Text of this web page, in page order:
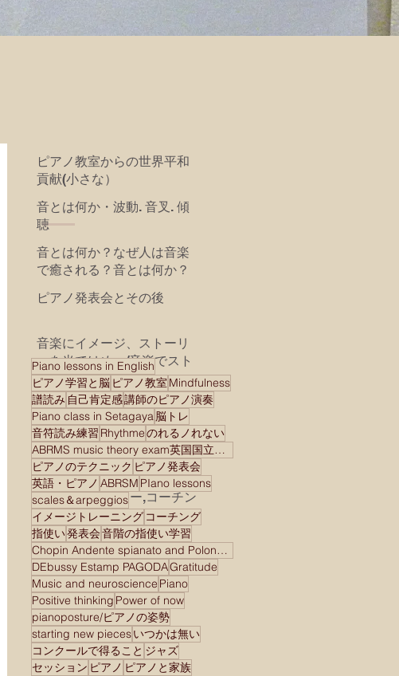
ピアノ教室からの世界平和
貢献(小さな）
音とは何か・波動. 音叉. 傾
聴
音とは何か？なぜ人は音楽
で癒される？音とは何か？
の学びとレッスンでの共
Madoka Yoshida piano
studioより2024年が皆様に
とって素晴らしい年になり
ます様に！
ピアノ発表会とその後
音楽にイメージ、ストーリ
ーを当てはめ、/音楽でスト
ーリーを語る
腹式呼吸の効用 演奏に
健康に！
マインドフルネスは愛/
Mindfulness is Love
Mindfulness is Love(
undivided attention！)
BeethovenとAnthony
Robbins メンター,コーチン
グ、 モチベーショナルス
ピーカー
新しい曲を始める/ Goal
Setting＆Planning
音楽家として生き、音楽家
として生き切る、桑田歩さ
んの英雄”再臨”コンサート
から私が学んだこと
Piano lessons in English
ピアノ学習と脳 ピアノ教室 Mindfulness
譜読み 自己肯定感講師のピアノ演奏
Piano class in Setagaya脳トレ
音符読み練習 Rhythmeのれるノれない
ABRMS music theory exam英国国立音楽院検定試験
ピアノのテクニック ピアノ発表会
英語・ピアノ ABRSM PIano lessons
scales＆arpeggios
イメージトレーニング コーチング
指使い発表会音階の指使い学習
Chopin Andente spianato and Polonaise brilliant
DEbussy Estamp PAGODAGratitude
Music and neuroscience Piano
Positive thinking Power of now
pianoposture/ピアノの姿勢
starting new piecesいつかは無い
コンクールで得ること ジャズ
セッション ピアノ ピアノと家族